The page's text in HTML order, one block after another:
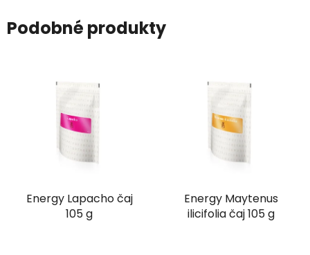
Podobné produkty
Energy Lapacho čaj
105 g
Energy Maytenus
ilicifolia čaj 105 g